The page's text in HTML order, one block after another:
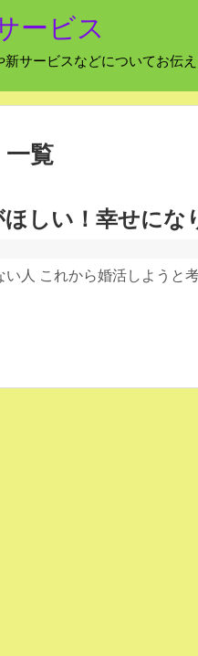
ービス
サービスなどについてお伝
一覧
しい！幸せにな
人 これから婚活しようと